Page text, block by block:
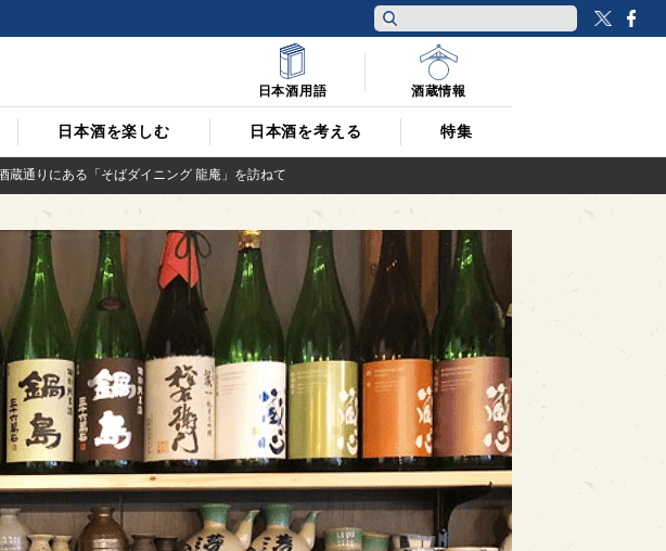
日本酒を楽しむ 日本酒を考える 特集
日本酒用語 酒蔵情報
通りにある「そばダイニング 龍庵」を訪ねて